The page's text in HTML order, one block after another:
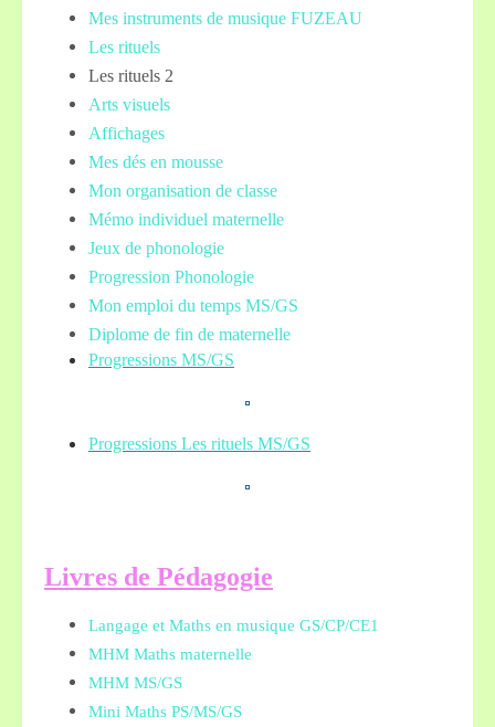
Mes instruments de musique FUZEAU
Les rituels
Les rituels 2
Arts visuels
Affichages
Mes dés en mousse
Mon organisation de classe
Mémo individuel maternelle
Jeux de phonologie
Progression Phonologie
Mon emploi du temps MS/GS
Diplome de fin de maternelle
Progressions MS/GS
Progressions Les rituels MS/GS
Livres de Pédagogie
Langage et Maths en musique GS/CP/CE1
MHM Maths maternelle
MHM MS/GS
Mini Maths PS/MS/GS